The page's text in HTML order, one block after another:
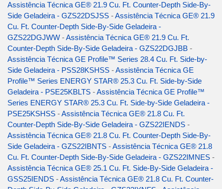
Assistência Técnica GE® 21.9 Cu. Ft. Counter-Depth Side-By-
Side Geladeira - GZS22DSJSS -Assistência Técnica GE® 21.9
Cu. Ft. Counter-Depth Side-By-Side Geladeira -
GZS22DGJWW -Assistência Técnica GE® 21.9 Cu. Ft.
Counter-Depth Side-By-Side Geladeira - GZS22DGJBB -
Assistência Técnica GE Profile™ Series 28.4 Cu. Ft. Side-by-
Side Geladeira - PSS28KSHSS -Assistência Técnica GE
Profile™ Series ENERGY STAR® 25.3 Cu. Ft. Side-by-Side
Geladeira - PSE25KBLTS -Assistência Técnica GE Profile™
Series ENERGY STAR® 25.3 Cu. Ft. Side-by-Side Geladeira -
PSE25KSHSS -Assistência Técnica GE® 21.8 Cu. Ft.
Counter-Depth Side-By-Side Geladeira - GZS22IENDS -
Assistência Técnica GE® 21.8 Cu. Ft. Counter-Depth Side-By-
Side Geladeira - GZS22IBNTS -Assistência Técnica GE® 21.8
Cu. Ft. Counter-Depth Side-By-Side Geladeira - GZS22IMNES -
Assistência Técnica GE® 25.1 Cu. Ft. Side-By-Side Geladeira -
GSS25IENDS -Assistência Técnica GE® 21.8 Cu. Ft. Counter-